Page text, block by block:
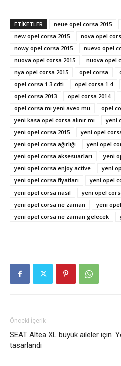
ETIKETLER neue opel corsa 2015
new opel corsa 2015
nova opel
nowy opel corsa 2015
nuevo opel
nuova opel corsa 2015
nuova opel
nya opel corsa 2015
opel corsa
opel corsa 1.3 cdti
opel corsa 1.4
opel corsa 2013
opel corsa 2014
opel corsa mı yeni aveo mu
opel
yeni kasa opel corsa alınır mı
yeni
yeni opel corsa 2015
yeni opel
yeni opel corsa ağırlığı
yeni opel
yeni opel corsa aksesuarları
yeni
yeni opel corsa enjoy active
yeni
yeni opel corsa fiyatları
yeni opel
yeni opel corsa nasıl
yeni opel
yeni opel corsa ne zaman
yeni
yeni opel corsa ne zaman gelecek
Önceki İçerik
SEAT Altea XL büyük aileler için
tasarlandı